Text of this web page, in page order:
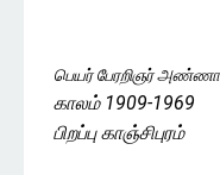
பெயர் பேரறிஞர்
காலம் 1909-1969
பிறப்பு காஞ்சிபுரம்